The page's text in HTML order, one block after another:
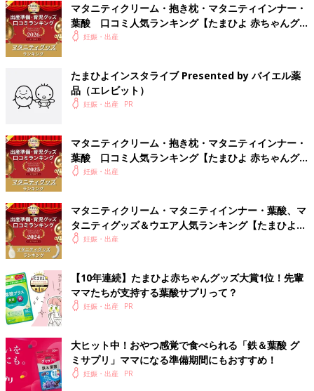
マタニティクリーム・抱き枕・マタニティインナー・
葉酸 口コミ人気ランキング【たまひよ 赤ちゃんグ
ッズ大賞2026】
妊娠・出産
たまひよインスタライブ Presented by バイエル薬
品（エレビット）
妊娠・出産
マタニティクリーム・抱き枕・マタニティインナー・
葉酸 口コミ人気ランキング【たまひよ 赤ちゃんグ
ッズ大賞2025】
妊娠・出産
マタニティクリーム・マタニティインナー・葉酸、マ
タニティグッズ＆ウエア人気ランキング【たまひよ赤
ちゃんグッズ大賞2024】
妊娠・出産
【10年連続】たまひよ赤ちゃんグッズ大賞1位！先輩
ママたちが支持する葉酸サプリって？
妊娠・出産
大ヒット中！おやつ感覚で食べられる「鉄＆葉酸 グ
ミサプリ」ママになる準備期間にもおすすめ！
妊娠・出産